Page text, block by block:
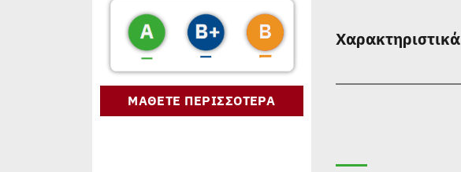
ΜΑΘΕΤΕ ΠΕΡΙΣΣΟΤΕΡΑ
Χαρακτηριστικά